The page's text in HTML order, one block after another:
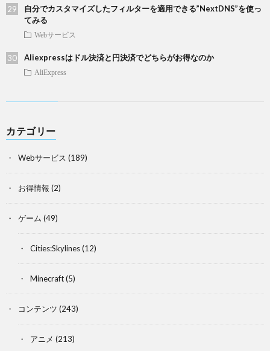
自分でカスタマイズしたフィルターを適用できる”NextDNS”を使っ
てみる
Webサービス
Aliexpressはドル決済と円決済でどちらがお得なのか
AliExpress
カテゴリー
Webサービス (189)
お得情報 (2)
ゲーム (49)
Cities:Skylines(12)
Minecraft(5)
コンテンツ (243)
アニメ (213)